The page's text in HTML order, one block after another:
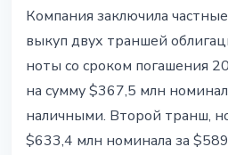
Компания заключила
выкуп двух траншей
ноты со сроком погашения
на сумму $367,5 млн
наличными. Второй транш,
$633,4 млн номинала за